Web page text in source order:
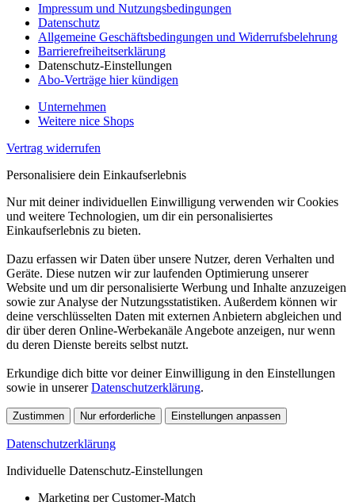
Impressum und Nutzungsbedingungen
Datenschutz
Allgemeine Geschäftsbedingungen und Widerrufsbelehrung
Barrierefreiheitserklärung
Datenschutz-Einstellungen
Abo-Verträge hier kündigen
Unternehmen
Weitere nice Shops
Vertrag widerrufen
Personalisiere dein Einkaufserlebnis
Nur mit deiner individuellen Einwilligung verwenden wir Cookies
und weitere Technologien, um dir ein personalisiertes
Einkaufserlebnis zu bieten.
Dazu erfassen wir Daten über unsere Nutzer, deren Verhalten und
Geräte. Diese nutzen wir zur laufenden Optimierung unserer
Website und um dir personalisierte Werbung und Inhalte anzuzeigen
sowie zur Analyse der Nutzungsstatistiken. Außerdem können wir
deine verschlüsselten Daten mit externen Anbietern abgleichen und
dir über deren Online-Werbekanäle Angebote anzeigen, nur wenn
du deren Dienste bereits selbst nutzt.
Erkundige dich bitte vor deiner Einwilligung in den Einstellungen
sowie in unsererDatenschutzerklärung.
Zustimmen Nur erforderliche Einstellungen anpassen
Datenschutzerklärung
Individuelle Datenschutz-Einstellungen
Marketing per Customer-Match